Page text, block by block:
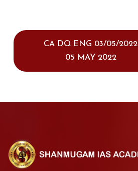
CA DQ ENG 03/05/2022
05 MAY 2022